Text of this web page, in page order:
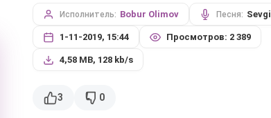
Исполнитель: Bobur Olimov Песня: Sevgi
1-11-2019, 15:44 Просмотров: 2 389
4,58 MB, 128 kb/s
3 0